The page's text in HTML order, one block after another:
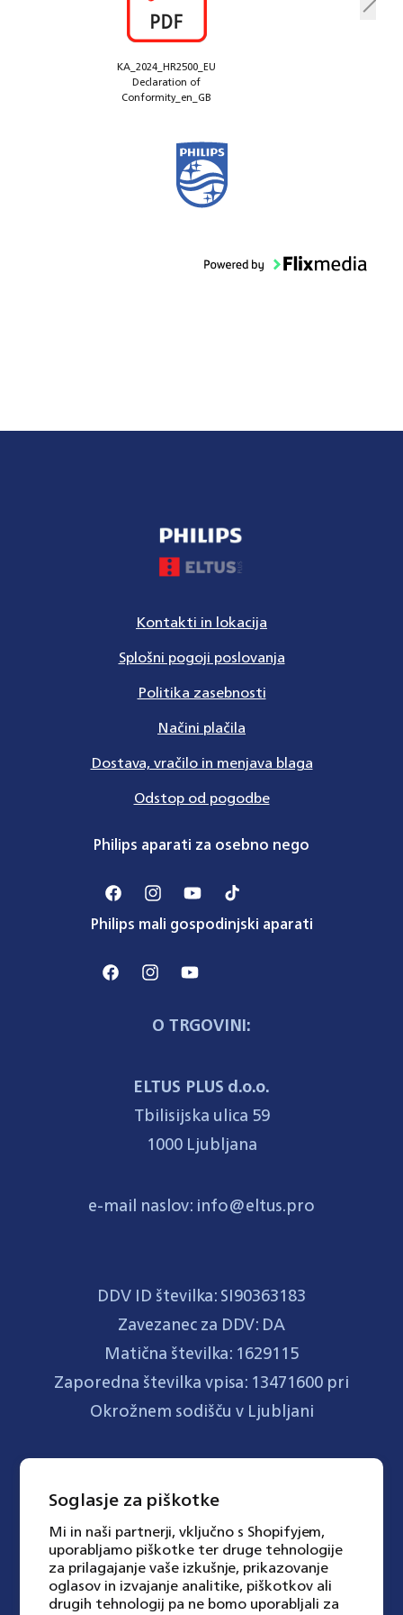
Soglasje za piškotke
Mi in naši partnerji, vključno s Shopifyjem,
uporabljamo piškotke ter druge tehnologije
za prilagajanje vaše izkušnje, prikazovanje
oglasov in izvajanje analitike, piškotkov ali
drugih tehnologij pa ne bomo uporabljali za
KA_2024_HR2500_EU
Declaration of
Conformity_en_GB
Kontakti in lokacija
Splošni pogoji poslovanja
Politika zasebnosti
Načini plačila
Dostava, vračilo in menjava blaga
Odstop od pogodbe
Philips aparati za osebno nego
FacebookInstagramYouTubeTikTok
Philips mali gospodinjski aparati
FacebookInstagramYouTube
O TRGOVINI:
ELTUS PLUS d.o.o.
Tbilisijska ulica 59
1000 Ljubljana
e-mail naslov: info@eltus.pro
DDV ID številka: SI90363183
Zavezanec za DDV: DA
Matična številka: 1629115
Zaporedna številka vpisa: 13471600 pri
Okrožnem sodišču v Ljubljani
Trgovino vodi Eltus Plus d.o.o.
(Tbilisijska ulica 59, 1000 Ljubljana,
Slovenija), v imenu blagovne znamke